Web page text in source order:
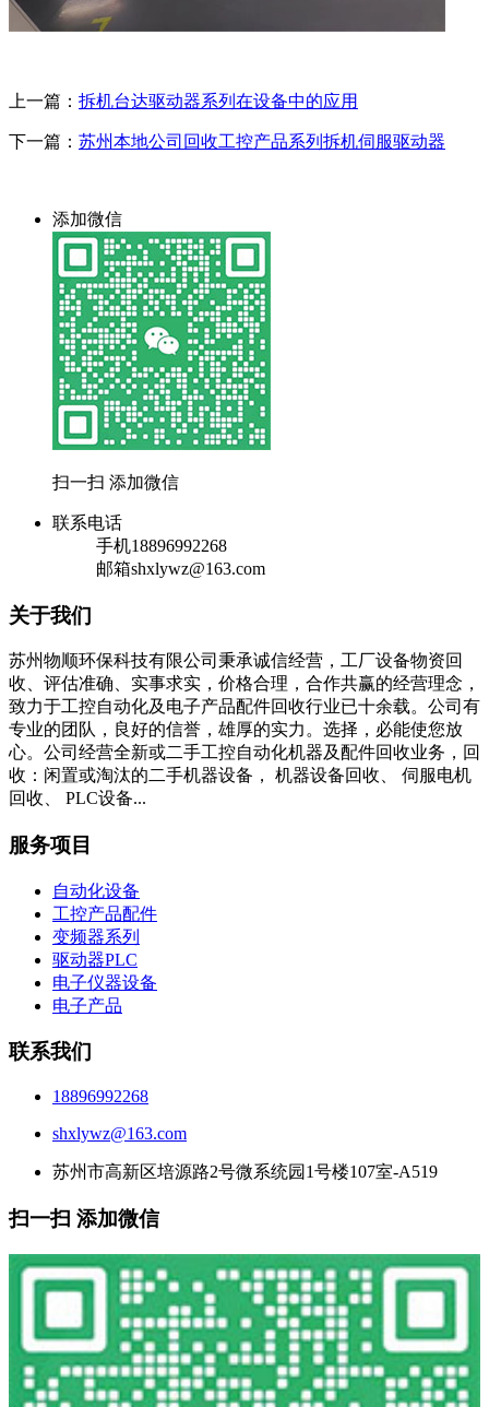
上一篇： 拆机台达驱动器系列在设备中的应用
下一篇： 苏州本地公司回收工控产品系列拆机伺服驱动器
添加微信
扫一扫 添加微信
联系电话
手机18896992268
邮箱shxlywz@163.com
关于我们
苏州物顺环保科技有限公司秉承诚信经营，工厂设备物资回
收、评估准确、实事求实，价格合理，合作共赢的经营理念，
致力于工控自动化及电子产品配件回收行业已十余载。公司有
专业的团队，良好的信誉，雄厚的实力。选择，必能使您放
心。公司经营全新或二手工控自动化机器及配件回收业务，回
收：闲置或淘汰的二手机器设备， 机器设备回收、 伺服电机
回收、 PLC设备...
服务项目
自动化设备
工控产品配件
变频器系列
驱动器PLC
电子仪器设备
电子产品
联系我们
18896992268
shxlywz@163.com
苏州市高新区培源路2号微系统园1号楼107室-A519
扫一扫 添加微信